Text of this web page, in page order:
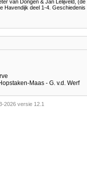
van Dongen & Jan Lelijveld,
Havendijk deel 1-4.
Maas - G. v.d. Werf
2026 versie 12.1